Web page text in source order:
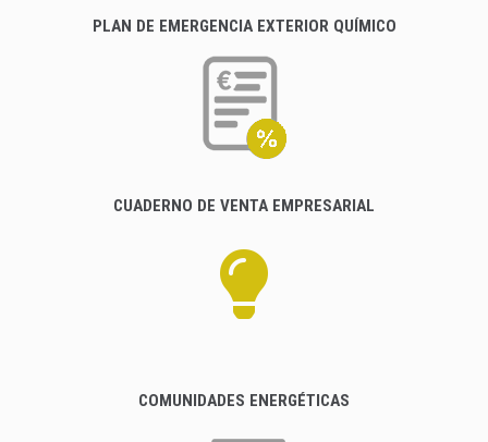
PLAN DE EMERGENCIA EXTERIOR QUÍMICO
CUADERNO DE VENTA EMPRESARIAL
COMUNIDADES ENERGÉTICAS